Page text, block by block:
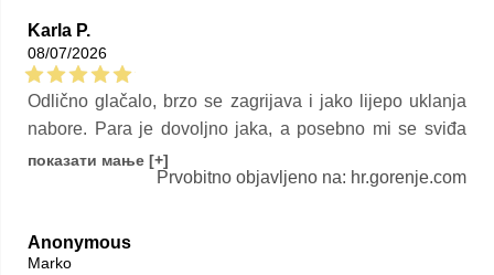
Odlično glačalo, brzo se zagrijava i jako lijepo uklanja
nabore. Para je dovoljno jaka, a posebno mi se sviđa
što se temperatura sama prilagođava različitim
tkaninama pa nema brige oko oštećenja odjeće.
Spremnik za vodu je velik i praktičan, a glačanje je puno
jednostavnije nego prije. Zadovoljna sam kupnjom i
показати мање [+]
Prvobitno objavljeno na: hr.gorenje.com
Моја жена је задовољна, 1,5 литара је више него